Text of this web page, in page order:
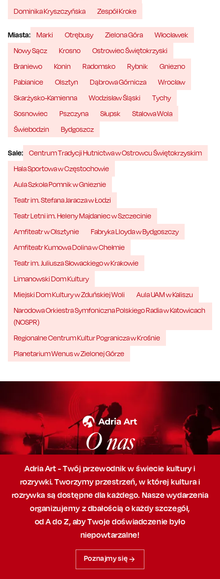
Dominika Kryszczyńska
Zespół Kroke
Miasta: Marki Otrębusy Zielona Góra
Włocławek
Nowy Sącz
Krosno
Ostrowiec Świętokrzyski
Braniewo
Konin Radomsko Rybnik
Gniezno
Pabianice
Olsztyn Dąbrowa Górnicza
Wrocław
Skarżysko-Kamienna
Wodzisław Śląski
Tychy
Sosnowiec
Pszczyna Słupsk
Stalowa Wola
Świebodzin
Bydgoszcz
Sale:
Centrum Tradycji Hutnictwa w Ostrowcu Świętokrzyskim
Hala Sportowa w Częstochowie
Aula Szkoła Pomnik w Gnieznie
Teatr im. Stefana Jaracza w Łodzi
Teatr Letni im. Heleny Majdaniec w Szczecinie
Amfiteatr w Olsztynie
Fabryka Lloyda w Bydgoszczy
Amfiteatr Kumowa Dolina w Chełmie
Teatr im. Juliusza Słowackiego w Krakowie
Limanowski Dom Kultury
Miejski Dom Kultury w Zduńskiej Woli
Aula UAM w Kaliszu
Narodowa Orkiestra Symfoniczna Polskiego Radia w Katowicach
(NOSPR)
Regionalne Centrum Kultur Pogranicza w Krośnie
Planetarium Wenus w Zielonej Górze
O nas
Adria Art - Twój przewodnik w świecie kultury i
rozrywki. Tworzymy przestrzeń,w której kultura i
rozrywka są dostępne dla każdego. Nasze wydarzenia
organizujemy z dbałością o każdy szczegół,
od A do Z, abyTwoje doświadczenie było
niepowtarzalne!
Poznajmy się